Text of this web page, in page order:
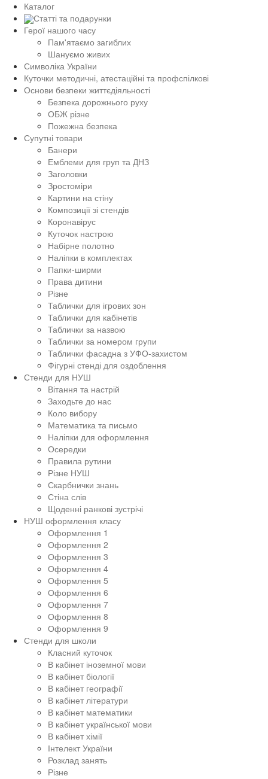
Каталог
Статті та подарунки
Герої нашого часу
Пам'ятаємо загиблих
Шануємо живих
Символіка України
Куточки методичні, атестаційні та профспілкові
Основи безпеки життєдіяльності
Безпека дорожнього руху
ОБЖ різне
Пожежна безпека
Супутні товари
Банери
Емблеми для груп та ДНЗ
Заголовки
Зростоміри
Картини на стіну
Композиції зі стендів
Коронавірус
Куточок настрою
Набірне полотно
Наліпки в комплектах
Папки-ширми
Права дитини
Різне
Таблички для ігрових зон
Таблички для кабінетів
Таблички за назвою
Таблички за номером групи
Таблички фасадна з УФО-захистом
Фігурні стенді для оздоблення
Стенди для НУШ
Вітання та настрій
Заходьте до нас
Коло вибору
Математика та письмо
Наліпки для оформлення
Осередки
Правила рутини
Різне НУШ
Скарбнички знань
Стіна слів
Щоденні ранкові зустрічі
НУШ оформлення класу
Оформлення 1
Оформлення 2
Оформлення 3
Оформлення 4
Оформлення 5
Оформлення 6
Оформлення 7
Оформлення 8
Оформлення 9
Стенди для школи
Класний куточок
В кабінет іноземної мови
В кабінет біології
В кабінет географії
В кабінет літератури
В кабінет математики
В кабінет української мови
В кабінет хімії
Інтелект України
Розклад занять
Різне